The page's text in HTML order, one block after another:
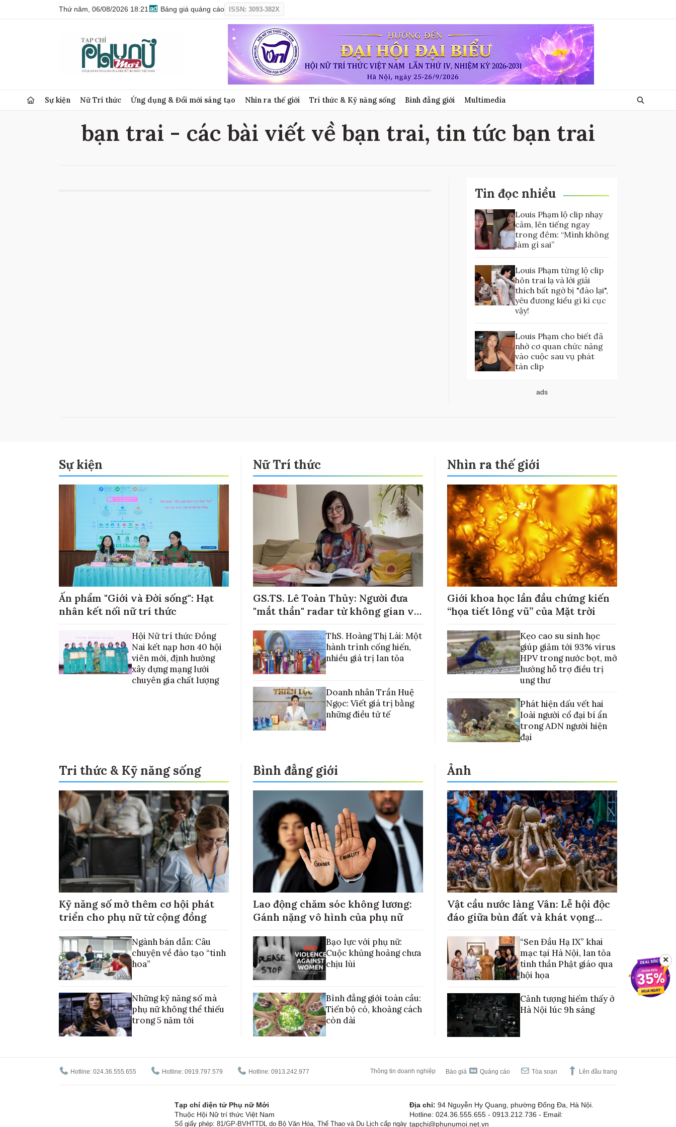
Thứ năm, 06/08/2026 18:21 Bảng giá quảng cáo ISSN: 3093-382X
Sự kiện Nữ Trí thức Ứng dụng & Đổi mới sáng tạo Nhìn ra thế giới Tri thức & Kỹ năng sống Bình đẳng giới Multimedia
bạn trai - các bài viết về bạn trai, tin tức bạn trai
Tin đọc nhiều
Louis Phạm lộ clip nhạy
cảm, lên tiếng ngay
trong đêm: “Mình không
làm gì sai”
Louis Phạm từng lộ clip
hôn trai lạ và lời giải
thích bất ngờ bị "đào lại",
yêu đương kiểu gì kì cục
vậy!
Louis Phạm cho biết đã
nhờ cơ quan chức năng
vào cuộc sau vụ phát
tán clip
ads
Sự kiện
Ấn phẩm "Giới và Đời sống": Hạt
nhân kết nối nữ trí thức
Hội Nữ trí thức Đồng
Nai kết nạp hơn 40 hội
viên mới, định hướng
xây dựng mạng lưới
chuyên gia chất lượng
Nữ Trí thức
GS.TS. Lê Toàn Thủy: Người đưa
"mắt thần" radar từ không gian về
ThS. Hoàng Thị Lài: Một
hành trình cống hiến,
nhiều giá trị lan tỏa
Doanh nhân Trần Huệ
Ngọc: Viết giá trị bằng
những điều tử tế
Nhìn ra thế giới
Giới khoa học lần đầu chứng kiến
“họa tiết lông vũ” của Mặt trời
Kẹo cao su sinh học
giúp giảm tới 93% virus
HPV trong nước bọt, mở
hướng hỗ trợ điều trị
ung thư
Phát hiện dấu vết hai
loài người cổ đại bí ẩn
trong ADN người hiện
đại
Tri thức & Kỹ năng sống
Kỹ năng số mở thêm cơ hội phát
triển cho phụ nữ từ cộng đồng
Ngành bán dẫn: Câu
chuyện về đào tạo “tinh
hoa”
Những kỹ năng số mà
phụ nữ không thể thiếu
trong 5 năm tới
Bình đẳng giới
Lao động chăm sóc không lương:
Gánh nặng vô hình của phụ nữ
Bạo lực với phụ nữ:
Cuộc khủng hoảng chưa
chịu lùi
Bình đẳng giới toàn cầu:
Tiến bộ có, khoảng cách
còn dài
Ảnh
Vật cầu nước làng Vân: Lễ hội độc
đáo giữa bùn đất và khát vọng
“Sen Đầu Hạ IX” khai
mạc tại Hà Nội, lan tỏa
tinh thần Phật giáo qua
hội họa
Cảnh tượng hiếm thấy ở
Hà Nội lúc 9h sáng
Hotline: 024.36.555.655 Hotline: 0919.797.579 Hotline: 0913.242.977 Thông tin doanh nghiệp Báo giá Quảng cáo Tòa soạn Lên đầu trang
Tạp chí điện tử Phụ nữ Mới
Thuộc Hội Nữ trí thức Việt Nam
Số giấy phép: 81/GP-BVHTTDL do Bộ Văn Hóa, Thể Thao và Du Lịch cấp ngày
Địa chỉ: 94 Nguyễn Hy Quang, phường Đống Đa, Hà Nội.
Hotline: 024.36.555.655 - 0913.212.736 - Email:
tapchi@phunumoi.net.vn
✕